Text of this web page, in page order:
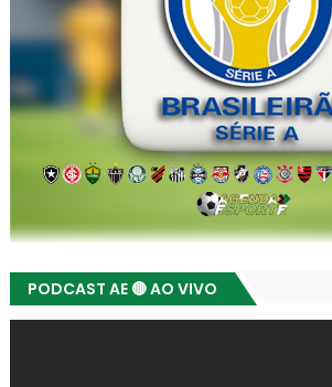
PODCAST AE 🔴 AO VIVO